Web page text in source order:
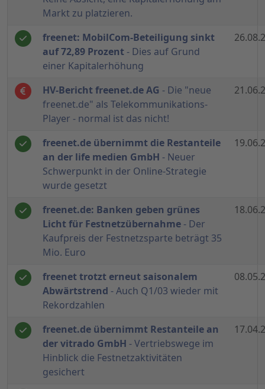
Markt zu platzieren.
freenet: MobilCom-Beteiligung sinkt
auf 72,89 Prozent- Dies auf Grund
einer Kapitalerhöhung
HV-Bericht freenet.de AG - Die "neue
freenet.de" als Telekommunikations-
Player - normal ist das nicht!
freenet.de übernimmt die Restanteile
an der life medien GmbH - Neuer
Schwerpunkt in der Online-Strategie
wurde gesetzt
freenet.de: Banken geben grünes
Licht für Festnetzübernahme - Der
Kaufpreis der Festnetzsparte beträgt 35
Mio. Euro
freenet trotzt erneut saisonalem
Abwärtstrend - Auch Q1/03 wieder mit
Rekordzahlen
freenet.de übernimmt Restanteile an
der vitrado GmbH - Vertriebswege im
Hinblick die Festnetzaktivitäten
gesichert